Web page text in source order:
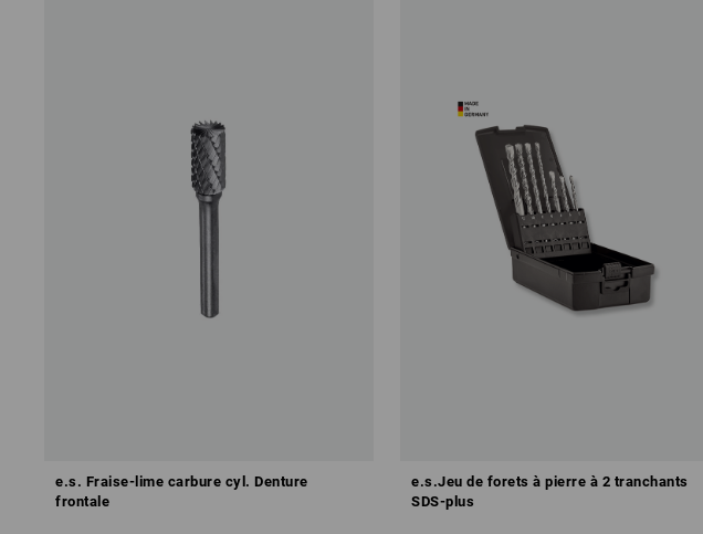
e.s. Fraise-lime carbure cyl. Denture
frontale
e.s.Jeu de forets à pierre à 2 tranchants
SDS-plus